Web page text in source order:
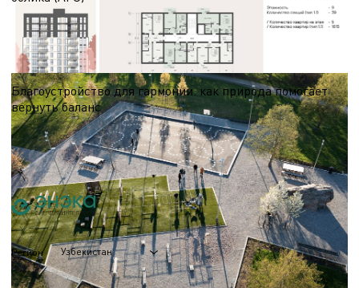
Этап АГО (АГР) предшествует разработке проектной документации и требует
подготовки обоснованных визуальных материалов. В статье — о составе
работ и назначении альбома.
06.05.2026
Благоустройство для гармонии: как природа помогает
вернуть баланс
Узнайте, как современные природные пространства помогают снизить
уровень стресса, укрепить социальные связи и наслаждаться активным
отдыхом круглый год.
01.04.2026
Регион Узбекистан